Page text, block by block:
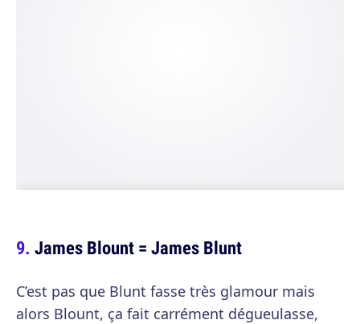
James Blount = James Blunt
C’est pas que Blunt fasse très glamour mais
alors Blount, ça fait carrément dégueulasse,